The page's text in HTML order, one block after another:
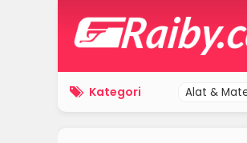
Kategori Alat &